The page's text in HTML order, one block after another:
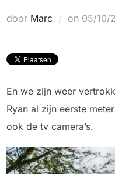
door Marc on 05/10/
En we zijn weer
Ryan al zijn eerste
ook de tv camera’s.